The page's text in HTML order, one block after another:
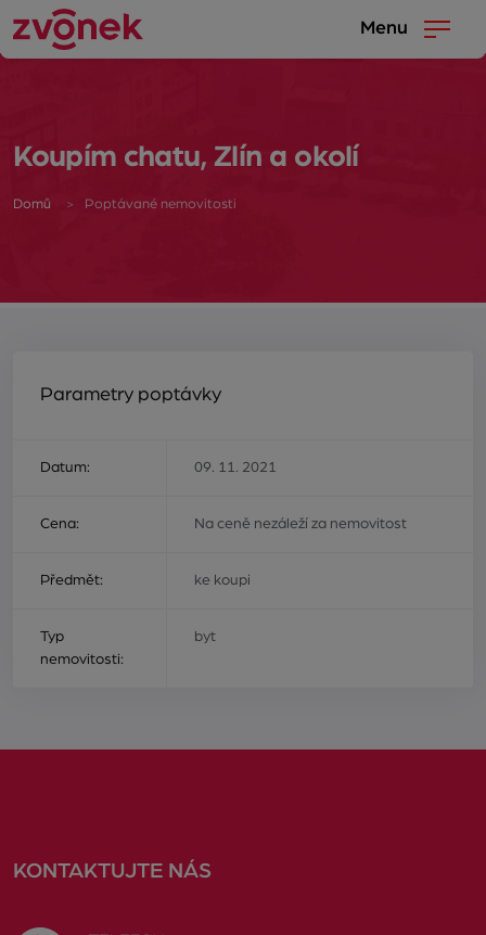
Menu
Koupím chatu, Zlín a okolí
Domů Poptávané nemovitosti
Parametry poptávky
Datum: 09. 11. 2021
Cena: Na ceně nezáleží za nemovitost
Předmět: ke koupi
Typ
nemovitosti:
byt
KONTAKTUJTE NÁS